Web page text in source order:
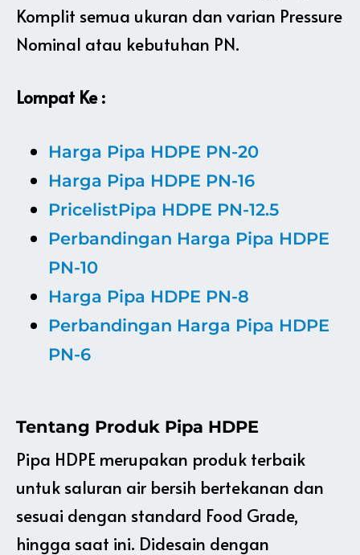
Komplit semua ukuran dan varian Pressure
Nominal atau kebutuhan PN.
Lompat Ke :
Harga Pipa HDPE PN-20
Harga Pipa HDPE PN-16
PricelistPipa HDPE PN-12.5
Perbandingan Harga Pipa HDPE
PN-10
Harga Pipa HDPE PN-8
Perbandingan Harga Pipa HDPE
PN-6
Tentang Produk Pipa HDPE
Pipa HDPE merupakan produk terbaik
untuk saluran air bersih bertekanan dan
sesuai dengan standard Food Grade,
hingga saat ini. Didesain dengan